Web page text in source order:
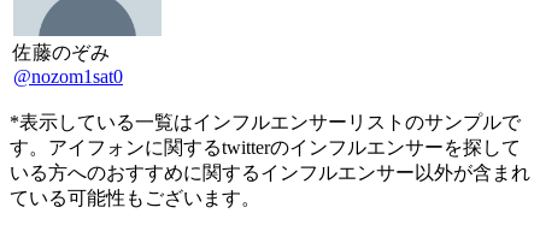
佐藤のぞみ
@nozom1sat0
*表示している一覧はインフルエンサーリストのサンプルで
す。アイフォンに関するtwitterのインフルエンサーを探して
いる方へのおすすめに関するインフルエンサー以外が含まれ
ている可能性もございます。